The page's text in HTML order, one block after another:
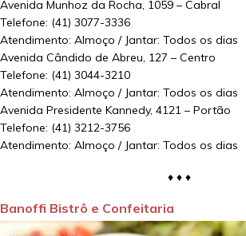
Avenida Munhoz da Rocha, 1059 – Cabral
Telefone: (41) 3077-3336
Atendimento: Almoço / Jantar: Todos os dias
Avenida Cândido de Abreu, 127 – Centro
Telefone: (41) 3044-3210
Atendimento: Almoço / Jantar: Todos os dias
Avenida Presidente Kannedy, 4121 – Portão
Telefone: (41) 3212-3756
Atendimento: Almoço / Jantar: Todos os dias
♦ ♦ ♦
Banoffi Bistrô e Confeitaria